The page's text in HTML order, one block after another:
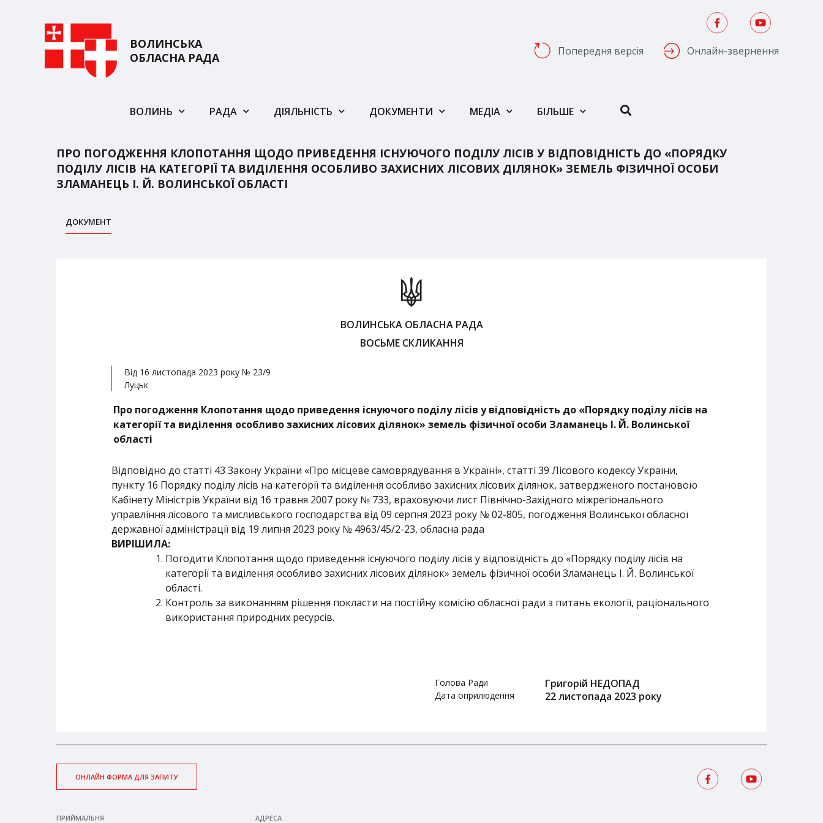
ВОЛИНСЬКА
ОБЛАСНА РАДА
Попередня версія Онлайн-звернення
ВОЛИНЬ РАДА ДІЯЛЬНІСТЬ ДОКУМЕНТИ МЕДІА БІЛЬШЕ
ПРО ПОГОДЖЕННЯ КЛОПОТАННЯ ЩОДО ПРИВЕДЕННЯ ІСНУЮЧОГО ПОДІЛУ ЛІСІВ У ВІДПОВІДНІСТЬ ДО «ПОРЯДКУ
ПОДІЛУ ЛІСІВ НА КАТЕГОРІЇ ТА ВИДІЛЕННЯ ОСОБЛИВО ЗАХИСНИХ ЛІСОВИХ ДІЛЯНОК» ЗЕМЕЛЬ ФІЗИЧНОЇ ОСОБИ
ЗЛАМАНЕЦЬ І. Й. ВОЛИНСЬКОЇ ОБЛАСТІ
ДОКУМЕНТ
ВОЛИНСЬКА ОБЛАСНА РАДА
ВОСЬМЕ СКЛИКАННЯ
Від 16 листопада 2023 року № 23/9
Луцьк
Про погодження Клопотання щодо приведення існуючого поділу лісів у відповідність до «Порядку поділу лісів на
категорії та виділення особливо захисних лісових ділянок» земель фізичної особи Зламанець І. Й. Волинської
області
Відповідно до статті 43 Закону України «Про місцеве самоврядування в Україні», статті 39 Лісового кодексу України,
пункту 16 Порядку поділу лісів на категорії та виділення особливо захисних лісових ділянок, затвердженого постановою
Кабінету Міністрів України від 16 травня 2007 року № 733, враховуючи лист Північно-Західного міжрегіонального
управління лісового та мисливського господарства від 09 серпня 2023 року № 02-805, погодження Волинської обласної
державної адміністрації від 19 липня 2023 року № 4963/45/2-23, обласна рада
ВИРІШИЛА:
Погодити Клопотання щодо приведення існуючого поділу лісів у відповідність до «Порядку поділу лісів на
категорії та виділення особливо захисних лісових ділянок» земель фізичної особи Зламанець І. Й. Волинської
області.
Контроль за виконанням рішення покласти на постійну комісію обласної ради з питань екології, раціонального
використання природних ресурсів.
Голова Ради Григорій НЕДОПАД
Дата оприлюдення 22 листопада 2023 року
ОНЛАЙН ФОРМА ДЛЯ ЗАПИТУ
ПРИЙМАЛЬНЯ АДРЕСА